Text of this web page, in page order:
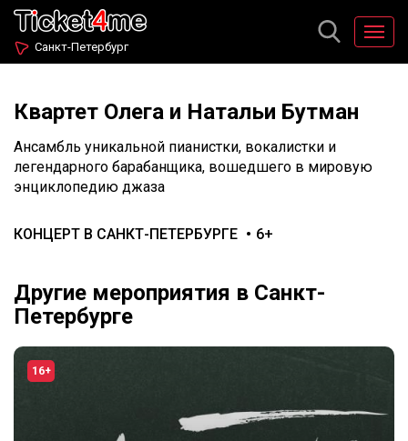
Санкт-Петербург
Квартет Олега и Натальи Бутман
Ансамбль уникальной пианистки, вокалистки и
легендарного барабанщика, вошедшего в мировую
энциклопедию джаза
КОНЦЕРТ В САНКТ-ПЕТЕРБУРГЕ 6+
Другие мероприятия в Санкт-
Петербурге
16+